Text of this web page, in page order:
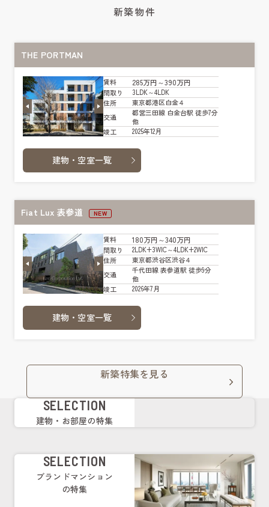
新築物件
THE PORTMAN
賃料 285万円～390万円
間取り
3LDK～4LDK
住所
東京都港区白金４
交通
都営三田線 白金台駅 徒歩7分
他
竣工
2025年12月
建物・空室一覧
Fiat Lux 表参道 NEW
賃料 180万円～340万円
間取り
2LDK+3WIC～4LDK+2WIC
住所
東京都渋谷区渋谷４
交通
千代田線 表参道駅 徒歩9分
他
竣工
2026年7月
建物・空室一覧
新築特集を見る
SELECTION
建物・お部屋の特集
SELECTION
ブランドマンション
の特集